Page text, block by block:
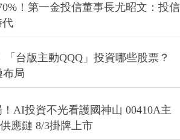
！第一金投信董事長尤昭文：投信
代
「台版主動QQQ」投資哪些股票？
局
AI投資不光看護國神山 00410A主
應鏈 8/3掛牌上市